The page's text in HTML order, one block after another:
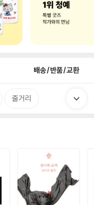
배송/반품/교환
줄거리